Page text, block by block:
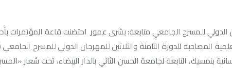
الجامعي متابعة: بشرى عمور احتضنت قاعة المؤتمرات بأحد فنادق الدار
البيضاء، صباح الثلاثاء 7 يوليوز 2026، الندوة العلمية المصاحبة للدورة الثامنة والثلاثين للمهرجان الدولي للمسرح الجامعي (4 – 9 يوليوز